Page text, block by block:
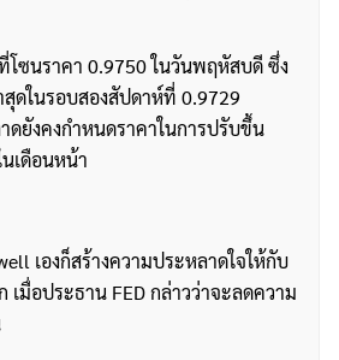
โซนราคา 0.9750 ในวันพฤหัสบดี ซึ่ง
ดในรอบสองสัปดาห์ที่ 0.9729
ดยังคงกำหนดราคาในการปรับขึ้น
เดือนหน้า
เองก็สร้างความประหลาดใจให้กับ
เมื่อประธาน FED กล่าวว่าจะลดความ